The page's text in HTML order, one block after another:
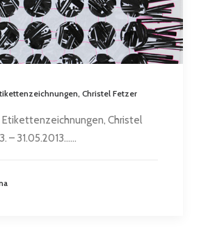
Christel Fetzer
Christel
– 31.05.2013……